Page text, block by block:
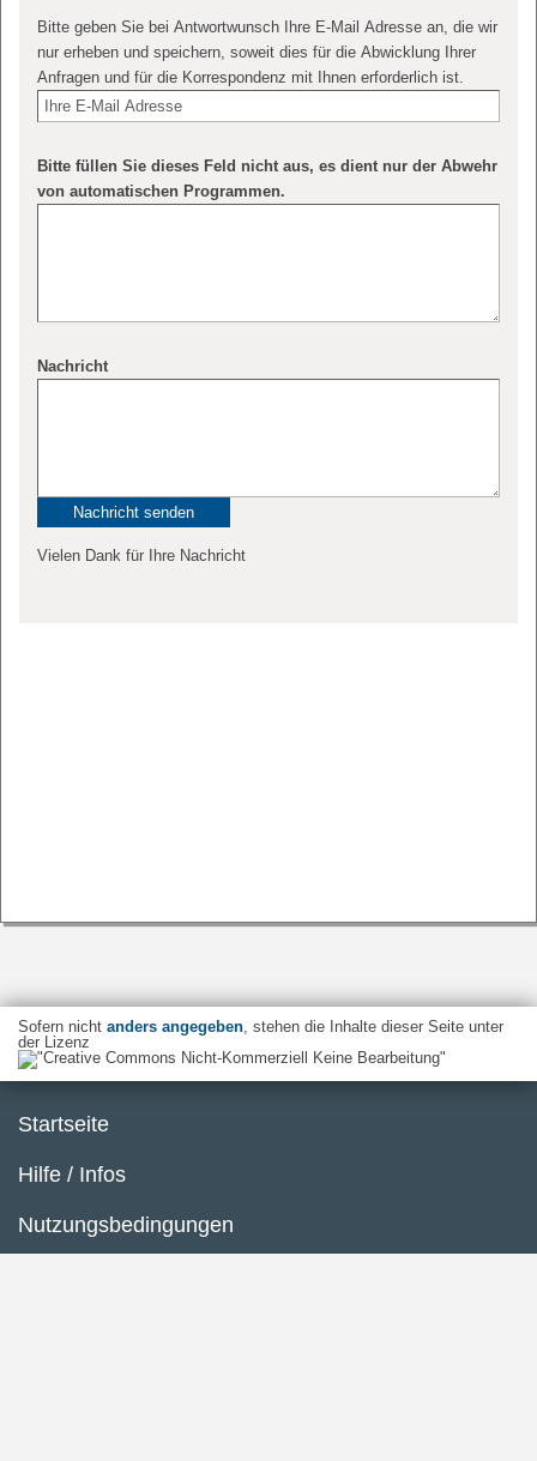
Bitte geben Sie bei Antwortwunsch Ihre E-Mail Adresse an, die wir
nur erheben und speichern, soweit dies für die Abwicklung Ihrer
Anfragen und für die Korrespondenz mit Ihnen erforderlich ist.
Bitte füllen Sie dieses Feld nicht aus, es dient nur der Abwehr
von automatischen Programmen.
Nachricht
Vielen Dank für Ihre Nachricht
Sofern nicht anders angegeben, stehen die Inhalte dieser Seite unter
der Lizenz
Startseite
Hilfe / Infos
Nutzungsbedingungen